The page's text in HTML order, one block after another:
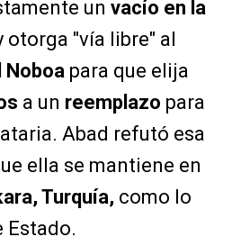
un vacío en la
otorga "vía libre" al
Noboapara que elija
a un reemplazo para
Abad refutó esa
ella se mantiene en
Turquía,como lo
Estado.